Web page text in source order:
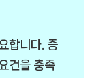
합니다. 증
건을 충족